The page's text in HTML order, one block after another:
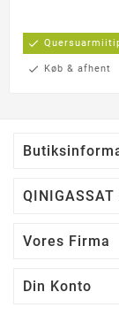
check
check Køb & afhent
Vores Firma
Din Konto